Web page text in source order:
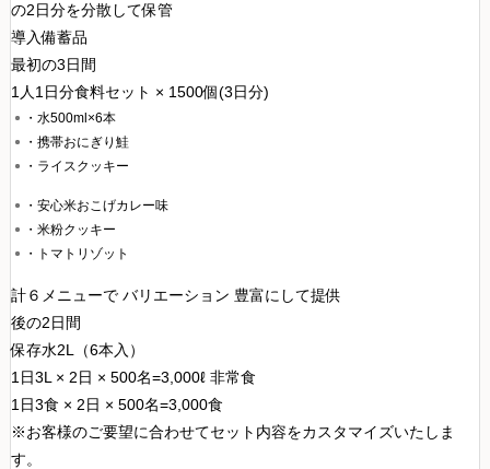
の2日分を分散して保管
導入備蓄品
最初の3日間
1人1日分食料セット × 1500個(3日分)
・水500ml×6本
・携帯おにぎり鮭
・ライスクッキー
・安心米おこげカレー味
・米粉クッキー
・トマトリゾット
計６メニューで バリエーション 豊富にして提供
後の2日間
保存水2L（6本入）
1日3L × 2日 × 500名=3,000ℓ 非常食
1日3食 × 2日 × 500名=3,000食
※お客様のご要望に合わせてセット内容をカスタマイズいたしま
す。